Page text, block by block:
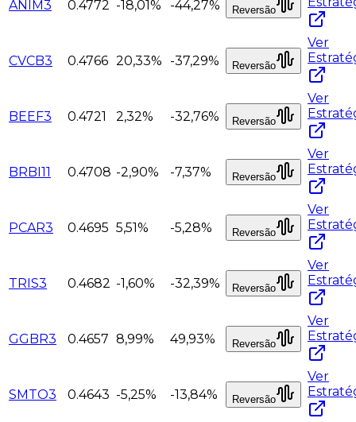
ANIM3 0.4772 -18,01% -44,27% Reversão
CVCB3 0.4766 20,33% -37,29% Reversão
Ver
BEEF3 0.4721 2,32% -32,76% Reversão
Ver
BRBI11 0.4708 -2,90% -7,37% Reversão
Ver
PCAR3 0.4695 5,51% -5,28% Reversão
Ver
TRIS3 0.4682 -1,60% -32,39% Reversão
Ver
GGBR3 0.4657 8,99% 49,93% Reversão
Ver
SMTO3 0.4643 -5,25% -13,84% Reversão
Ver